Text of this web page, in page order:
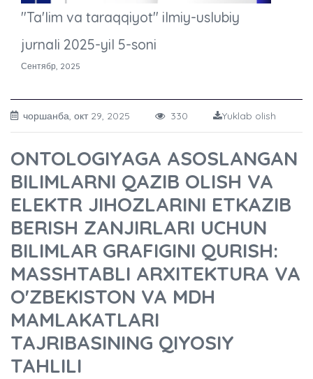
"Ta'lim va taraqqiyot" ilmiy-uslubiy
jurnali 2025-yil 5-soni
Сентябр, 2025
чоршанба, окт 29, 2025 330 Yuklab olish
ONTOLOGIYAGA ASOSLANGAN
BILIMLARNI QAZIB OLISH VA
ELEKTR JIHOZLARINI ETKAZIB
BERISH ZANJIRLARI UCHUN
BILIMLAR GRAFIGINI QURISH:
MASSHTABLI ARXITEKTURA VA
O'ZBEKISTON VA MDH
MAMLAKATLARI
TAJRIBASINING QIYOSIY
TAHLILI